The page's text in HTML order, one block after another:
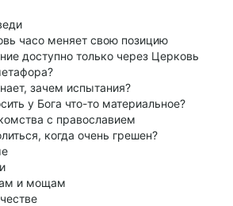
часо меняет свою позицию
доступно только через Церковь
зачем испытания?
у Бога что-то материальное?
с православием
когда очень грешен?
и мощам